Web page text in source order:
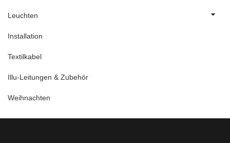
Leuchten
Installation
Textilkabel
Illu-Leitungen & Zubehör
Weihnachten